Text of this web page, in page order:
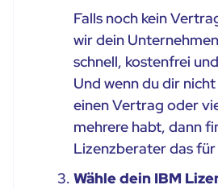
Falls noch kein
wir dein
schnell, kostenfrei
Und wenn du dir
einen Vertrag oder
mehrere habt, dann
Lizenzberater das für
Wähle dein IBM